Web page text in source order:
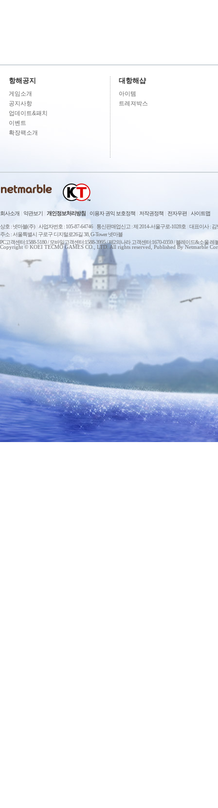
항해공지
게임소개
공지사항
업데이트&패치
이벤트
확장팩소개
대항해샵
아이템
트레져박스
회사소개 약관보기 개인정보처리방침 이용자 권익 보호정책 저작권정책 전자우편 사이트맵
상호 : 넷마블(주) 사업자번호 : 105-87-64746 통신판매업신고 : 제 2014-서울구로-1028호 대표이사 : 김
주소 : 서울특별시 구로구 디지털로26길 38, G-Tower 넷마블
PC고객센터:1588-5180 / 모바일고객센터:1588-3995 / 제2의나라 고객센터:1670-0359 / 블레이드&소울
Copyright © KOEI TECMO GAMES CO., LTD. All rights reserved, Published By Netmarble